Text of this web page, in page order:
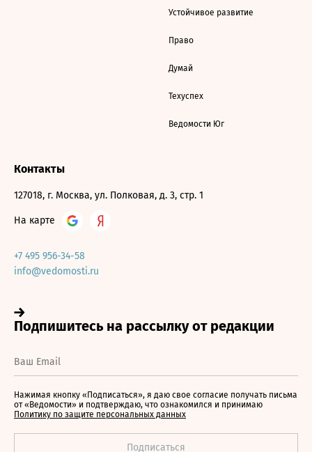
Устойчивое развитие
Право
Думай
Техуспех
Ведомости Юг
Контакты
127018, г. Москва, ул. Полковая, д. 3, стр. 1
На карте
+7 495 956-34-58
info@vedomosti.ru
Нажимая кнопку «Подписаться», я даю свое согласие получать письма
от «Ведомости» и подтверждаю, что ознакомился и принимаю
Политику по защите персональных данных